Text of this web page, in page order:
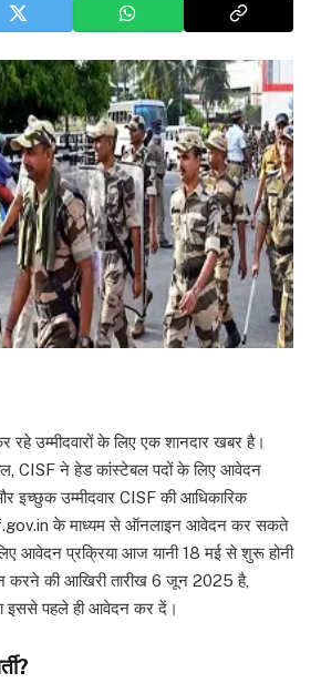
रहे उम्मीदवारों के लिए एक शानदार खबर है।
बल, CISF ने हेड कांस्टेबल पदों के लिए आवेदन
इच्छुक उम्मीदवार CISF की आधिकारिक
के माध्यम से ऑनलाइन आवेदन कर सकते
आवेदन प्रक्रिया आज यानी 18 मई से शुरू होनी
करने की आखिरी तारीख 6 जून 2025 है,
इससे पहले ही आवेदन कर दें।